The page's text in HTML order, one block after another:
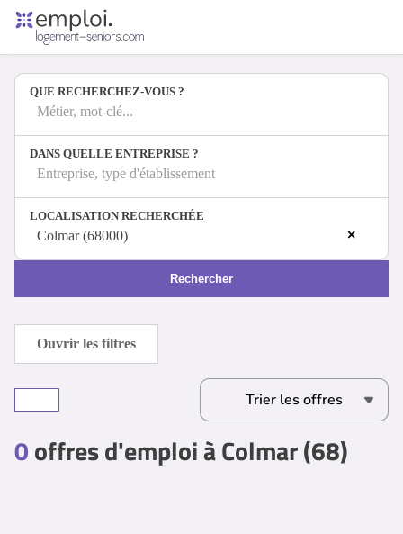
Offres d'emploi
Entreprises
Métiers
Se connecter
Espace candidat
Espace recruteur
QUE RECHERCHEZ-VOUS ?
Métier, mot-clé...
DANS QUELLE ENTREPRISE ?
Entreprise, type d'établissement
LOCALISATION RECHERCHÉE
×
Colmar (68000)
Rechercher
0offres d'emploi à Colmar (68)
Ouvrir les filtres